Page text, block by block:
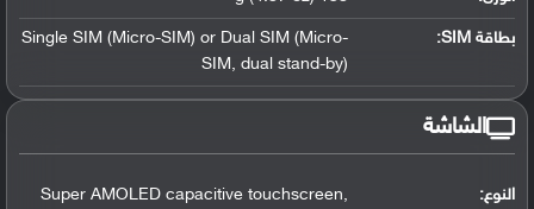
بطاقة SIM:
Single SIM (Micro-SIM) or Dual SIM (Micro-
SIM, dual stand-by)
الشاشة
النوع:
Super AMOLED capacitive touchscreen,